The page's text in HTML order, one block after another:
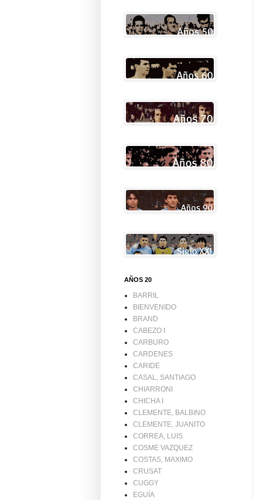
AÑOS 20
BARRIL
BIENVENIDO
BRAND
CABEZO I
CARBURO
CARDENES
CARIDE
CASAL, SANTIAGO
CHIARRONI
CHICHA I
CLEMENTE, BALBINO
CLEMENTE, JUANITO
CORREA, LUIS
COSME VAZQUEZ
COSTAS, MAXIMO
CRUSAT
CUGGY
EGUÍA